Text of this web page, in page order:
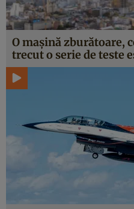
O mașină zburătoare,
trecut o serie de teste